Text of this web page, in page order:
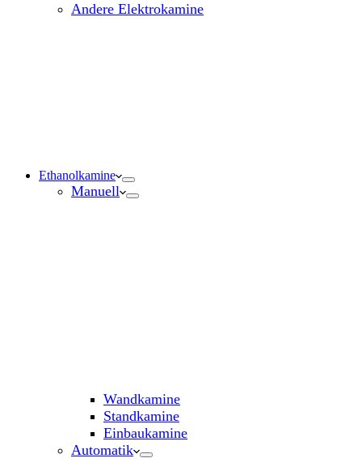
Andere Elektrokamine
Ethanolkamine
Manuell
Wandkamine
Standkamine
Einbaukamine
Automatik